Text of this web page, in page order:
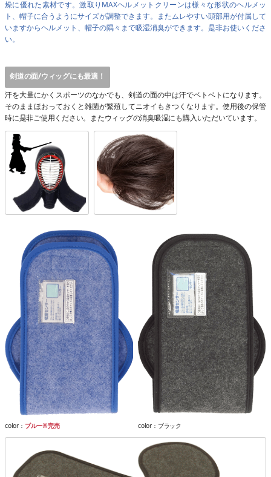
燥に優れた素材です。激取りMAXヘルメットクリーンは様々な形状のヘルメッ
ト、帽子に合うようにサイズが調整できます。またムレやすい頭部用が付属して
いますからヘルメット、帽子の隅々まで吸湿消臭ができます。是非お使いくださ
い。
剣道の面/ウィッグにも最適！
汗を大量にかくスポーツのなかでも、剣道の面の中は汗でベトベトになります。
そのままほおっておくと雑菌が繁殖してニオイもきつくなります。使用後の保管
時に是非ご使用ください。またウィッグの消臭吸湿にも購入いただいています。
color： ブルー※完売 color：ブラック